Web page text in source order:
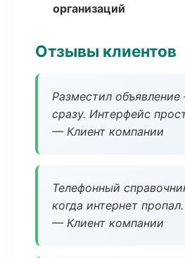
организаций
Отзывы клиентов
Разместил
сразу. Интерфейс
— Клиент компании
Телефонный
когда интернет пропал.
— Клиент компании